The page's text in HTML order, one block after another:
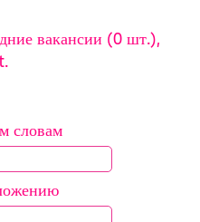
вакансии (0 шт.),
словам